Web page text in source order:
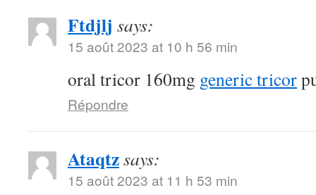
Ftdjlj says:
15 août 2023 at 10 h 56 min
oral tricor 160mg generic tricor
Répondre
Ataqtzsays:
15 août 2023 at 11 h 53 min